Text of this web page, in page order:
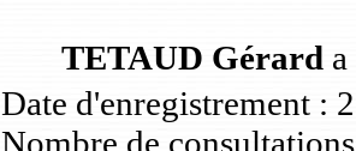
TETAUD Gérard
Date d'enregistrement :
Nombre de